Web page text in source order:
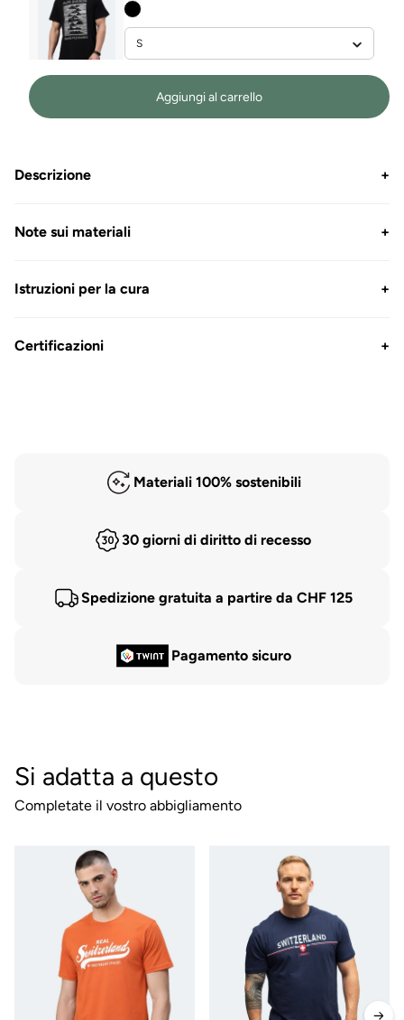
Aggiungi al carrello
Descrizione +
Note sui materiali +
Istruzioni per la cura +
Certificazioni +
Materiali 100% sostenibili
30 giorni di diritto di recesso
Spedizione gratuita a partire da CHF 125
Pagamento sicuro
Si adatta a questo
Completate il vostro abbigliamento